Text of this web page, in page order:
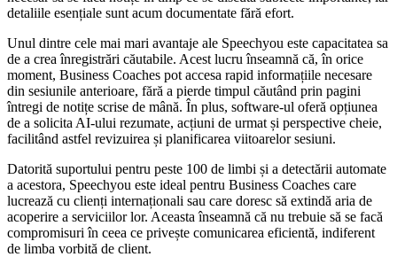
detaliile esențiale sunt acum documentate fără efort.
Unul dintre cele mai mari avantaje ale Speechyou este capacitatea sa
de a crea înregistrări căutabile. Acest lucru înseamnă că, în orice
moment, Business Coaches pot accesa rapid informațiile necesare
din sesiunile anterioare, fără a pierde timpul căutând prin pagini
întregi de notițe scrise de mână. În plus, software-ul oferă opțiunea
de a solicita AI-ului rezumate, acțiuni de urmat și perspective cheie,
facilitând astfel revizuirea și planificarea viitoarelor sesiuni.
Datorită suportului pentru peste 100 de limbi și a detectării automate
a acestora, Speechyou este ideal pentru Business Coaches care
lucrează cu clienți internaționali sau care doresc să extindă aria de
acoperire a serviciilor lor. Aceasta înseamnă că nu trebuie să se facă
compromisuri în ceea ce privește comunicarea eficientă, indiferent
de limba vorbită de client.